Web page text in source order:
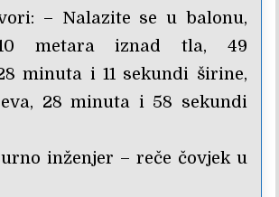
– Nalazite se u balonu,
metara iznad tla, 49
minuta i 11 sekundi širine,
28 minuta i 58 sekundi
inženjer – reče čovjek u